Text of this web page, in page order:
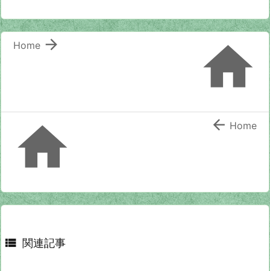


Home
  Home
 関連記事